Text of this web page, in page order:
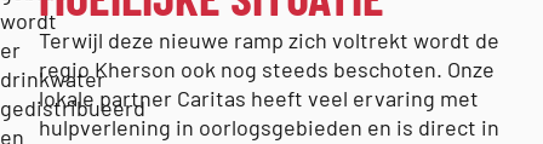
wordt
er
drinkwater
gedistribueerd
en
Terwijl deze nieuwe ramp zich voltrekt wordt de
regio Kherson ook nog steeds beschoten. Onze
lokale partner Caritas heeft veel ervaring met
hulpverlening in oorlogsgebieden en is direct in